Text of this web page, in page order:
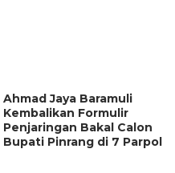
Ahmad Jaya Baramuli
Kembalikan Formulir
Penjaringan Bakal Calon
Bupati Pinrang di 7 Parpol